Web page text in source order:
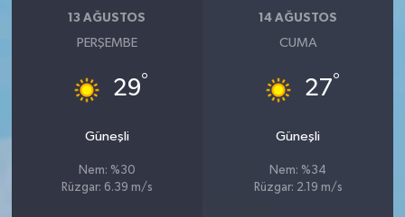
13 AĞUSTOS
PERŞEMBE
29°
Güneşli
Nem: %30
Rüzgar: 6.39 m/s
14 AĞUSTOS
CUMA
27°
Güneşli
Nem: %34
Rüzgar: 2.19 m/s